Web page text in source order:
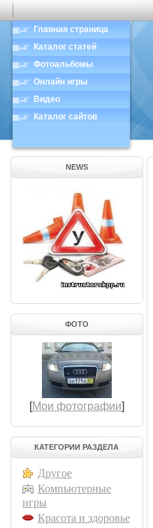
Главная страница
Каталог статей
Фотоальбомы
Онлайн игры
Видео
Каталог сайтов
NEWS
ФОТО
[Мои фотографии]
КАТЕГОРИИ РАЗДЕЛА
Другое
Компьютерные
игры
Красота и здоровье